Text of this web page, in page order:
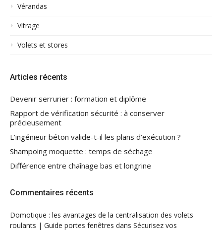
Vérandas
Vitrage
Volets et stores
Articles récents
Devenir serrurier : formation et diplôme
Rapport de vérification sécurité : à conserver
précieusement
L’ingénieur béton valide-t-il les plans d’exécution ?
Shampoing moquette : temps de séchage
Différence entre chaînage bas et longrine
Commentaires récents
Domotique : les avantages de la centralisation des volets
roulants | Guide portes fenêtres dans Sécurisez vos